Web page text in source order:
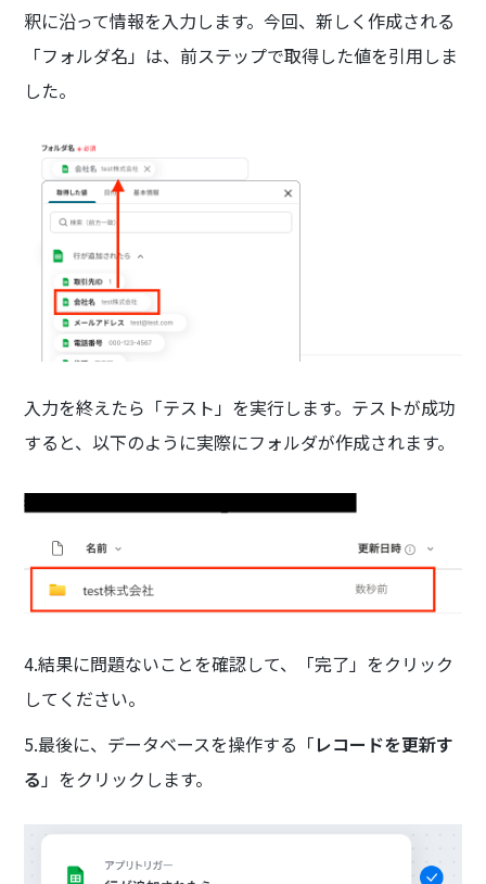
釈に沿って情報を入力します。今回、新しく作成される
「フォルダ名」は、前ステップで取得した値を引用しま
した。
入力を終えたら「テスト」を実行します。テストが成功
すると、以下のように実際にフォルダが作成されます。
4.結果に問題ないことを確認して、「完了」をクリック
してください。
5.最後に、データベースを操作する「レコードを更新す
る 」をクリックします。